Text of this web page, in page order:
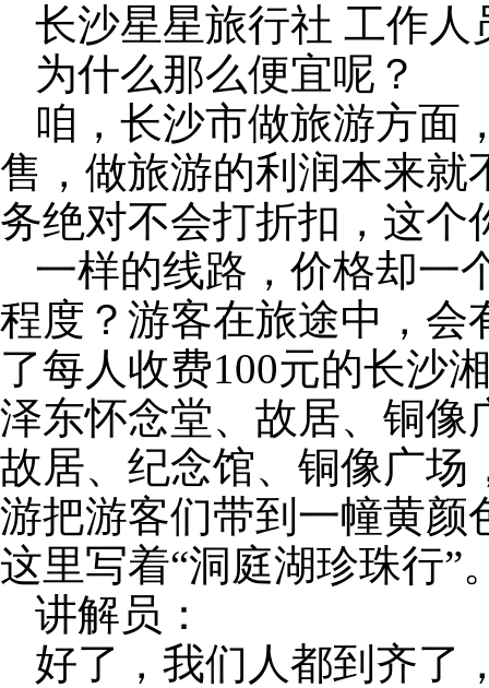
长沙星星旅行社 工作人
为什么那么便宜呢？
咱，长沙市做旅游方面
售，做旅游的利润本来就
务绝对不会打折扣，这个
一样的线路，价格却一
程度？游客在旅途中，会
了每人收费100元的长沙
泽东怀念堂、故居、铜像
故居、纪念馆、铜像广场
游把游客们带到一幢黄颜
这里写着“洞庭湖珍珠行”
讲解员：
好了，我们人都到齐了